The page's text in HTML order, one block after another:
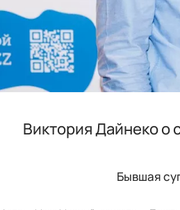
Виктория Дайнеко
Бывшая